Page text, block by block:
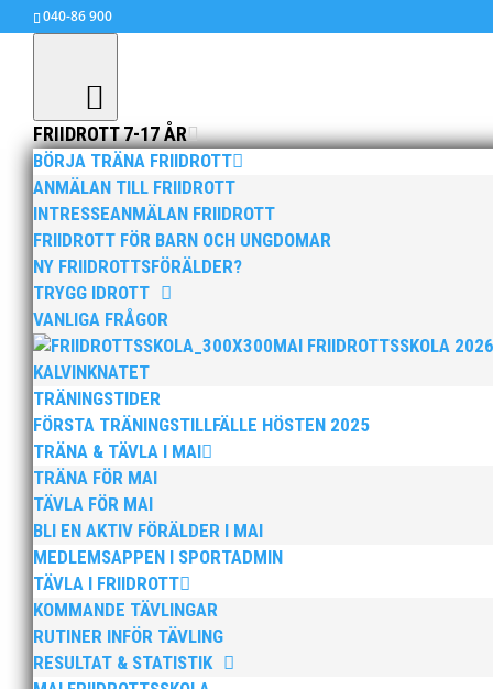
040-86 900
FRIIDROTT 7-17 ÅR
BÖRJA TRÄNA FRIIDROTT
ANMÄLAN TILL FRIIDROTT
INTRESSEANMÄLAN FRIIDROTT
FRIIDROTT FÖR BARN OCH UNGDOMAR
NY FRIIDROTTSFÖRÄLDER?
TRYGG IDROTT
VANLIGA FRÅGOR
MAI FRIIDROTTSSKOLA 2026
KALVINKNATET
TRÄNINGSTIDER
FÖRSTA TRÄNINGSTILLFÄLLE HÖSTEN 2025
TRÄNA & TÄVLA I MAI
TRÄNA FÖR MAI
TÄVLA FÖR MAI
BLI EN AKTIV FÖRÄLDER I MAI
MEDLEMSAPPEN I SPORTADMIN
TÄVLA I FRIIDROTT
KOMMANDE TÄVLINGAR
RUTINER INFÖR TÄVLING
RESULTAT & STATISTIK
Flera lovande MAI-
jul 8, 2015|Okategoriserade
JEM för 19-åringar avgörs på hemmaplan i Eskilstuna
Efter att Irene Ekelund tyvärr fått lämna återbud p.g.a.
övertygande på Världsungdomsspelen den gångna
Sprintern Austin Hamilton som haft en strålande
friidrottens formel 1. Austin kommer även vara med i
Wictor Petersson är anmäld i både diskus och kula
Warsame Doley som tränas av den svenske
kastat 700 grams spjutet 71.45 i år har också goda